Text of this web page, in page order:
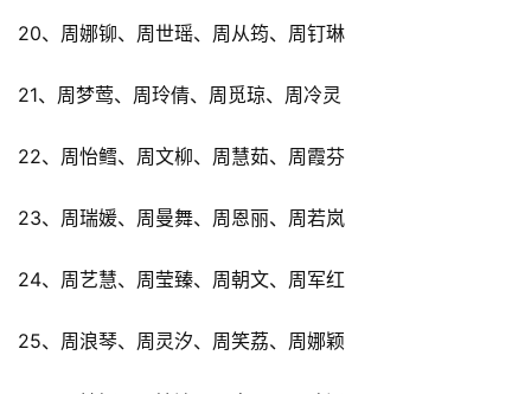
20、周娜铆、周世瑶、周从筠、周钉琳
21、周梦莺、周玲倩、周觅琼、周冷灵
22、周怡鳕、周文柳、周慧茹、周霞芬
23、周瑞媛、周曼舞、周恩丽、周若岚
24、周艺慧、周莹臻、周朝文、周军红
25、周浪琴、周灵汐、周笑荔、周娜颖